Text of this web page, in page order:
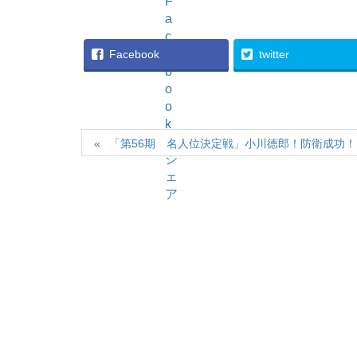
Facebook twitter
「第56期 名人位決定戦」小川徳郎！防衛成功！